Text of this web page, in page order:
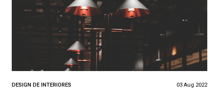
DESIGN DE INTERIORES 03 Aug 2022